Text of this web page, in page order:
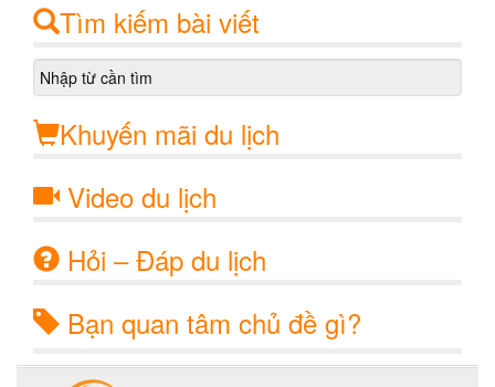
Tìm kiếm bài viết
Khuyến mãi du lịch
Video du lịch
Hỏi – Đáp du lịch
Bạn quan tâm chủ đề gì?